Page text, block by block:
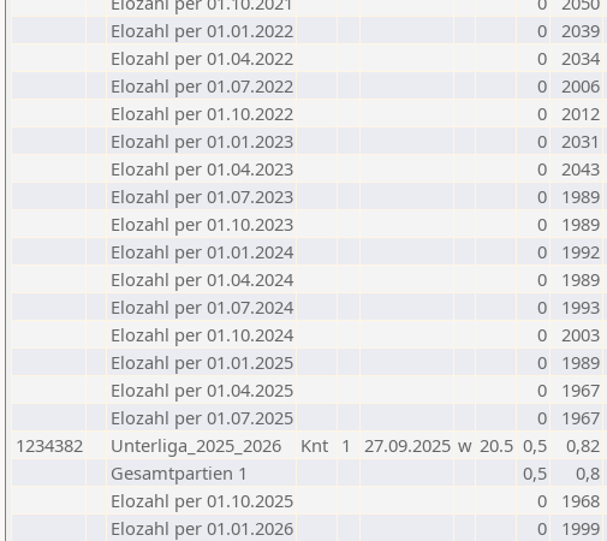
Elozahl per 01.01.2022
0 2039
Elozahl per 01.04.2022
0 2034
Elozahl per 01.07.2022
0 2006
Elozahl per 01.10.2022
0 2012
Elozahl per 01.01.2023
0 2031
Elozahl per 01.04.2023
0 2043
Elozahl per 01.07.2023
0
1989
Elozahl per 01.10.2023
0
1989
Elozahl per 01.01.2024
0
1992
Elozahl per 01.04.2024
0
1989
Elozahl per 01.07.2024
0
1993
Elozahl per 01.10.2024
0 2003
Elozahl per 01.01.2025
0
1989
Elozahl per 01.04.2025
0
1967
Elozahl per 01.07.2025
0
1967
1234382
Unterliga_2025_2026 Knt 1 27.09.2025 w 20.5 0,5 0,82
Gesamtpartien 1
0,5
0,8
Elozahl per 01.10.2025
0
1968
Elozahl per 01.01.2026
0 1999